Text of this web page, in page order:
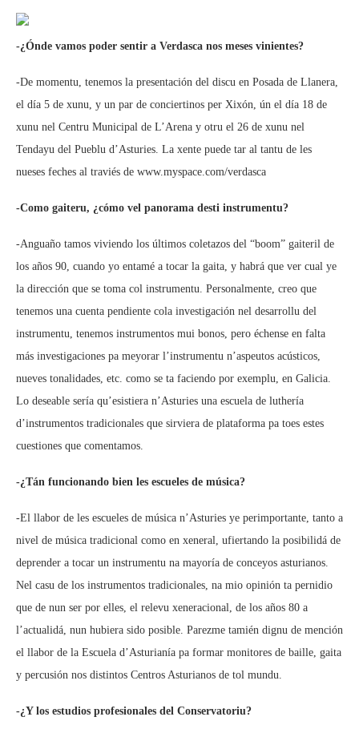
-¿Ónde vamos poder sentir a Verdasca nos meses vinientes?
-De momentu, tenemos la presentación del discu en Posada de Llanera,
el día 5 de xunu, y un par de conciertinos per Xixón, ún el día 18 de
xunu nel Centru Municipal de L’Arena y otru el 26 de xunu nel
Tendayu del Pueblu d’Asturies. La xente puede tar al tantu de les
nueses feches al traviés de www.myspace.com/verdasca
-Como gaiteru, ¿cómo vel panorama desti instrumentu?
-Anguaño tamos viviendo los últimos coletazos del “boom” gaiteril de
los años 90, cuando yo entamé a tocar la gaita, y habrá que ver cual ye
la dirección que se toma col instrumentu. Personalmente, creo que
tenemos una cuenta pendiente cola investigación nel desarrollu del
instrumentu, tenemos instrumentos mui bonos, pero échense en falta
más investigaciones pa meyorar l’instrumentu n’aspeutos acústicos,
nueves tonalidades, etc. como se ta faciendo por exemplu, en Galicia.
Lo deseable sería qu’esistiera n’Asturies una escuela de luthería
d’instrumentos tradicionales que sirviera de plataforma pa toes estes
cuestiones que comentamos.
-¿Tán funcionando bien les escueles de música?
-El llabor de les escueles de música n’Asturies ye perimportante, tanto a
nivel de música tradicional como en xeneral, ufiertando la posibilidá de
deprender a tocar un instrumentu na mayoría de conceyos asturianos.
Nel casu de los instrumentos tradicionales, na mio opinión ta pernidio
que de nun ser por elles, el relevu xeneracional, de los años 80 a
l’actualidá, nun hubiera sido posible. Parezme tamién dignu de mención
el llabor de la Escuela d’Asturianía pa formar monitores de baille, gaita
y percusión nos distintos Centros Asturianos de tol mundu.
-¿Y los estudios profesionales del Conservatoriu?